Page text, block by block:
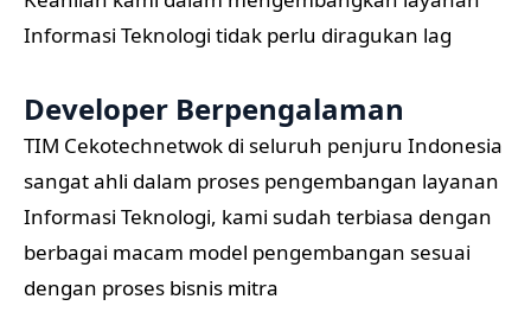
Informasi Teknologi tidak perlu diragukan lag
Developer Berpengalaman
TIM Cekotechnetwok di seluruh penjuru Indonesia
sangat ahli dalam proses pengembangan layanan
Informasi Teknologi, kami sudah terbiasa dengan
berbagai macam model pengembangan sesuai
dengan proses bisnis mitra